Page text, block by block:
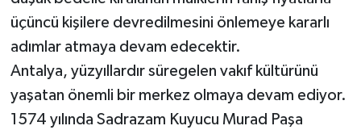
üçüncü kişilere devredilmesini önlemeye kararlı
adımlar atmaya devam edecektir.
Antalya, yüzyıllardır süregelen vakıf kültürünü
yaşatan önemli bir merkez olmaya devam ediyor.
1574 yılında Sadrazam Kuyucu Murad Paşa